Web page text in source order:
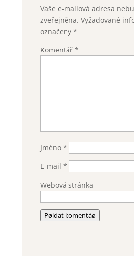
Vaše e-mailová adresa
zveřejněna. Vyžadované
označeny *
Komentář *
Jméno *
E-mail *
Webová stránka
Pøidat komentáø